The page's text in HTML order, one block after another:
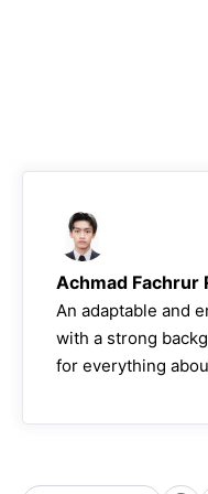
Achmad Fachrur
An adaptable and
with a strong
for everything